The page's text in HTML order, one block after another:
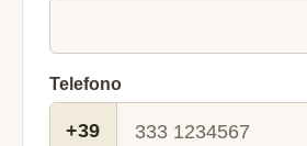
Telefono
+39